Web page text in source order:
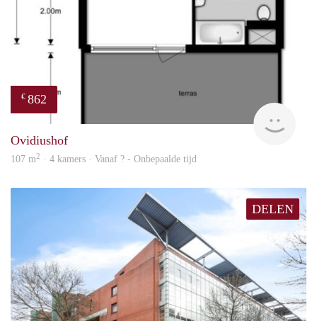
€ 862
Ovidiushof
107 m2 · 4 kamers · Vanaf ? - Onbepaalde tijd
DELEN